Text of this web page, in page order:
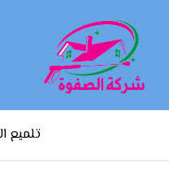
تلميع